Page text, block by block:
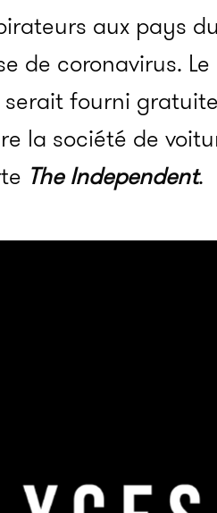
aux pays
de coronavirus. Le
fourni
la société de
The Independent.